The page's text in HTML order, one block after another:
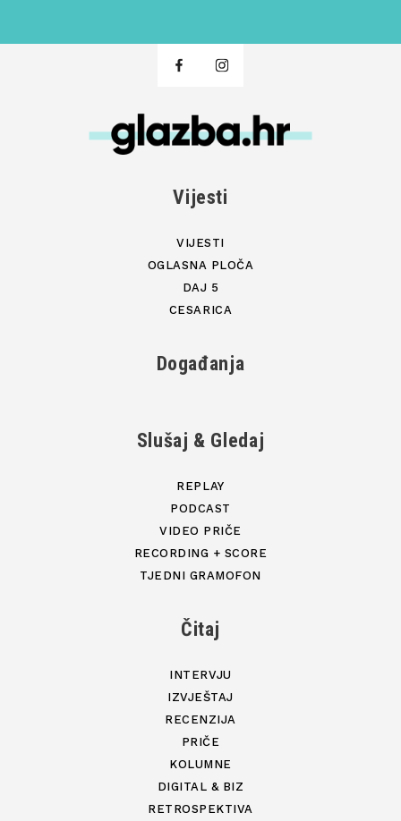
Vijesti
VIJESTI
OGLASNA PLOČA
DAJ 5
CESARICA
Događanja
Slušaj & Gledaj
REPLAY
PODCAST
VIDEO PRIČE
RECORDING + SCORE
TJEDNI GRAMOFON
Čitaj
INTERVJU
IZVJEŠTAJ
RECENZIJA
PRIČE
KOLUMNE
DIGITAL & BIZ
RETROSPEKTIVA